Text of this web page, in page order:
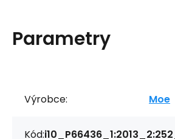
Parametry
Výrobce: Moe
Kód:i10_P66436_1:2013_2:252_